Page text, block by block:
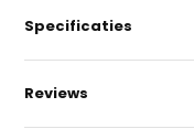
Specificaties
Reviews